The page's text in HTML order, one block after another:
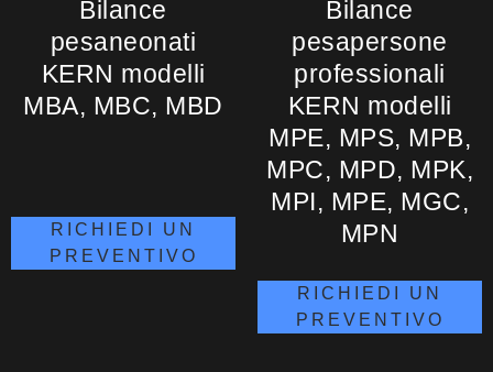
Bilance
pesaneonati
KERN modelli
MBA, MBC, MBD
RICHIEDI UN
PREVENTIVO
Bilance
pesapersone
professionali
KERN modelli
MPE, MPS, MPB,
MPC, MPD, MPK,
MPI, MPE, MGC,
MPN
RICHIEDI UN
PREVENTIVO